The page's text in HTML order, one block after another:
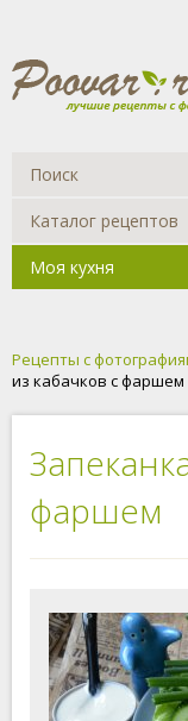
Каталог рецептов
Моя кухня
Рецепты с
из кабачков с фаршем
фаршем